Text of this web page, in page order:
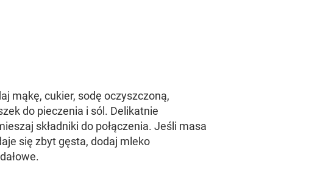
mąkę, cukier, sodę oczyszczoną,
do pieczenia i sól. Delikatnie
składniki do połączenia. Jeśli masa
się zbyt gęsta, dodaj mleko